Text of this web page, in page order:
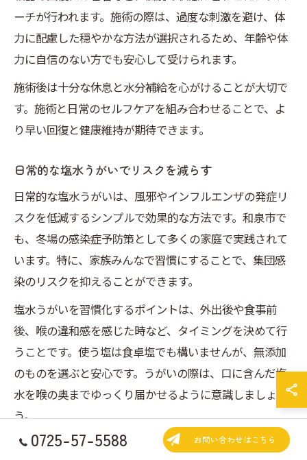
ーチが行われます。施術の際は、過度な刺激を避け、体
力に配慮した穏やかな方法が選択されるため、年齢や体
力に自信のない方でも安心して受けられます。
施術後は十分な休息と水分補給を心がけることが大切で
す。施術と日常のセルフケアを組み合わせることで、よ
り早い回復と健康維持が期待できます。
日常的な塩水うがいでリスクを減らす
日常的な塩水うがいは、風邪やインフルエンザの発症リ
スクを低減するシンプルで効果的な方法です。和泉市で
も、冬場の感染症予防策として多くの家庭で実践されて
います。特に、家族みんなで習慣にすることで、集団感
染のリスクを抑えることができます。
塩水うがいを習慣化するポイントは、外出後や食事前
後、喉の違和感を感じた時など、タイミングを決めて行
うことです。使う塩は食卓塩でも構いませんが、無添加
のものを選ぶと安心です。うがいの際は、口に含んだ塩
水を喉の奥までゆっくり届かせるように意識しましょ
う。
塩水うがいは副作用がほとんどなく、幅広い年代で取り
0725-57-5588 お問い合わせはこちら